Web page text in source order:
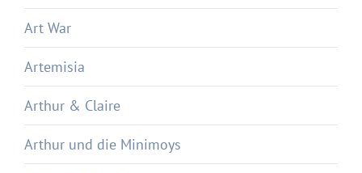
Art War
Artemisia
Arthur & Claire
Arthur und die Minimoys